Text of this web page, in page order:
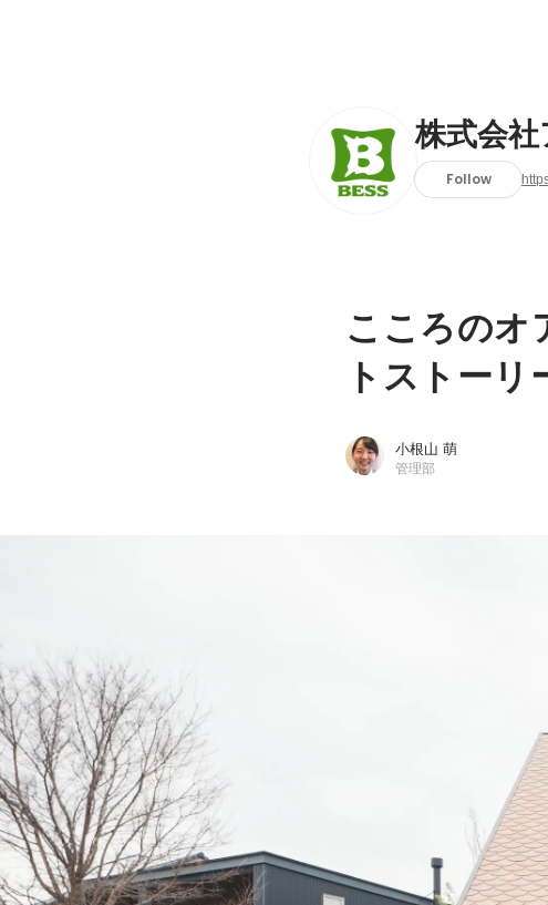
株式会
Follow
こころのオ
トストーリ
小根山 萌
管理部
小根山 萌
株式会社アールシーコア / 管理部